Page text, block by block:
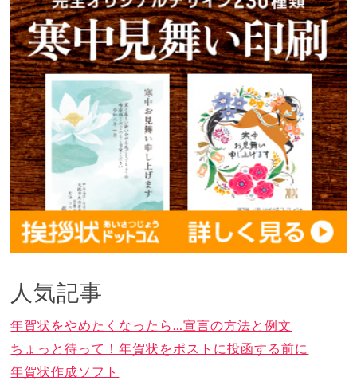
人気記事
年賀状をやめたくなったら…宣言の方法と例文
ちょっと待って！年賀状をポストに投函する前に
年賀状作成ソフト